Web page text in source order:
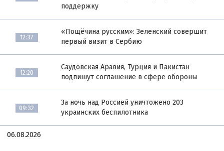
поддержку
12:37
«Пощёчина русским»: Зеленский совершит
первый визит в Сербию
12:20
Саудовская Аравия, Турция и Пакистан
подпишут соглашение в сфере обороны
09:32
За ночь над Россией уничтожено 203
украинских беспилотника
06.08.2026